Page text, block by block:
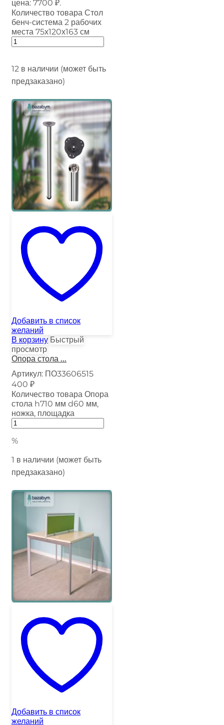
цена: 7700 ₽.
Количество товара Стол
бенч-система 2 рабочих
места 75х120х163 см
12 в наличии (может быть
предзаказано)
Добавить в список
желаний
В корзину Быстрый
просмотр
Опора стола ...
Артикул: ПО33606515
400 ₽
Количество товара Опора
стола h710 мм d60 мм,
ножка, площадка
%
1 в наличии (может быть
предзаказано)
Добавить в список
желаний